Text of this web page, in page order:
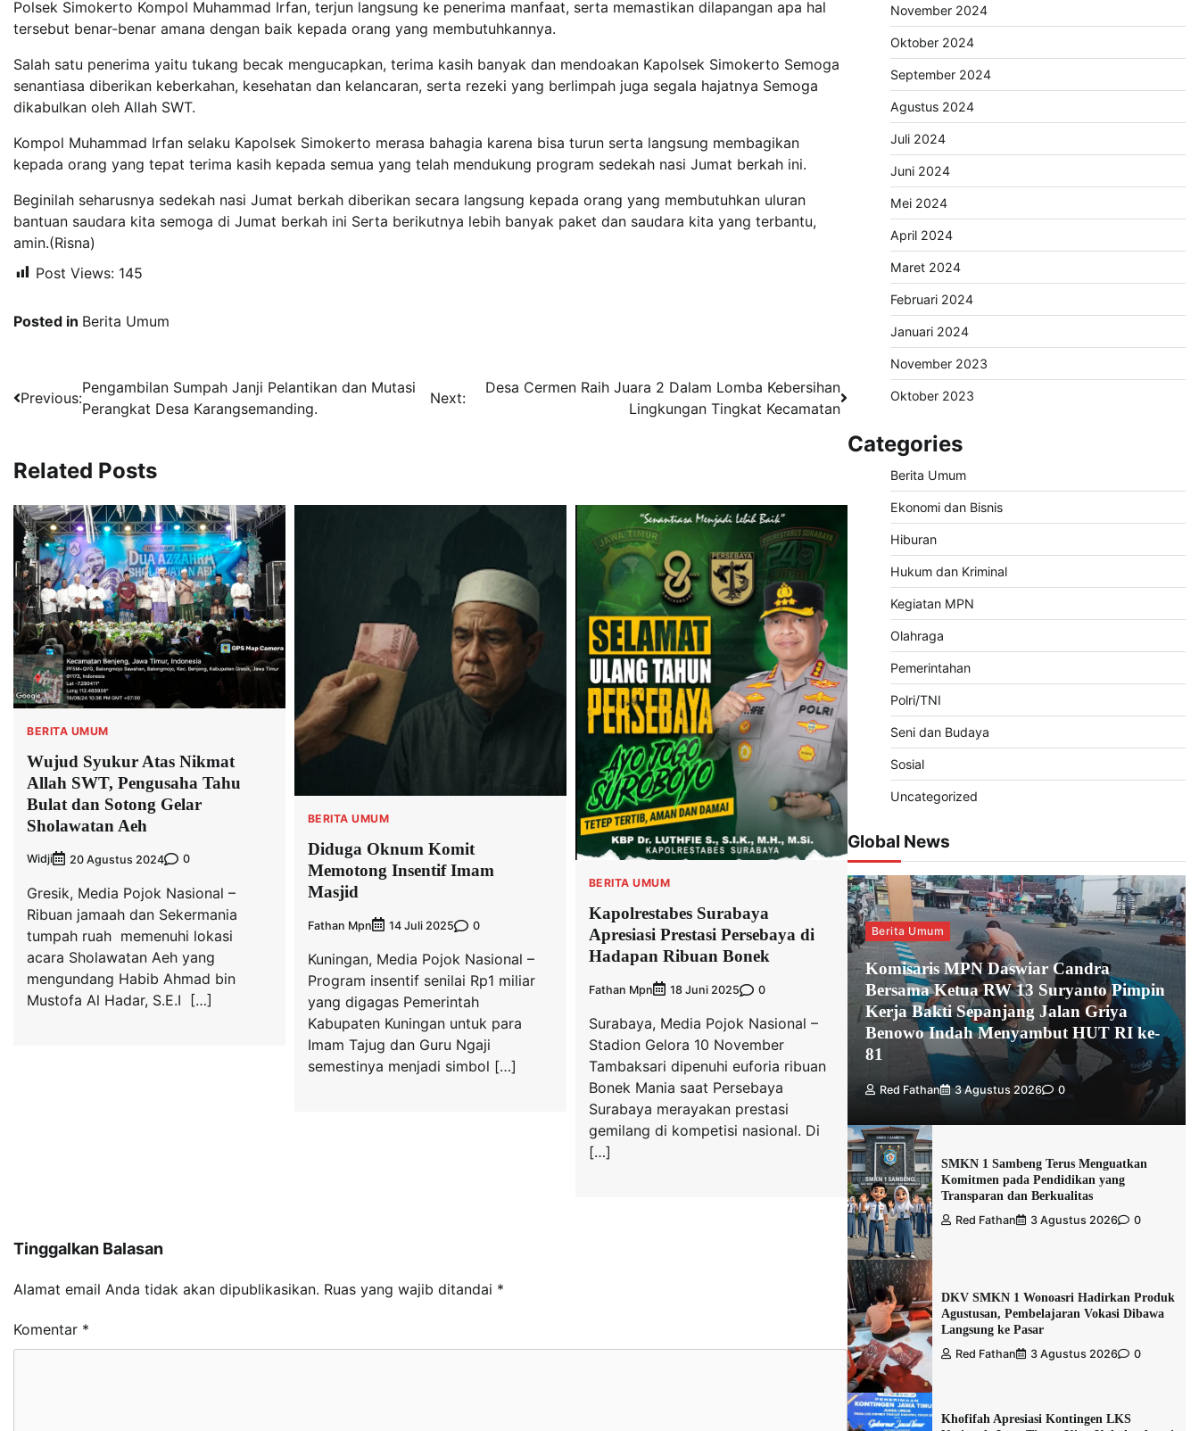
Polsek Simokerto Kompol Muhammad Irfan, terjun langsung ke penerima manfaat, serta memastikan dilapangan apa hal
tersebut benar-benar amana dengan baik kepada orang yang membutuhkannya.
Salah satu penerima yaitu tukang becak mengucapkan, terima kasih banyak dan mendoakan Kapolsek Simokerto Semoga
senantiasa diberikan keberkahan, kesehatan dan kelancaran, serta rezeki yang berlimpah juga segala hajatnya Semoga
dikabulkan oleh Allah SWT.
Kompol Muhammad Irfan selaku Kapolsek Simokerto merasa bahagia karena bisa turun serta langsung membagikan
kepada orang yang tepat terima kasih kepada semua yang telah mendukung program sedekah nasi Jumat berkah ini.
Beginilah seharusnya sedekah nasi Jumat berkah diberikan secara langsung kepada orang yang membutuhkan uluran
bantuan saudara kita semoga di Jumat berkah ini Serta berikutnya lebih banyak paket dan saudara kita yang terbantu,
amin.(Risna)
Post Views: 145
Posted in Berita Umum
Navigasi
Previous:
Pengambilan Sumpah Janji Pelantikan dan Mutasi
Perangkat Desa Karangsemanding.
Next:
Desa Cermen Raih Juara 2 Dalam Lomba Kebersihan
Lingkungan Tingkat Kecamatan
Related Posts
BERITA UMUM
Wujud Syukur Atas Nikmat
Allah SWT, Pengusaha Tahu
Bulat dan Sotong Gelar
Sholawatan Aeh
Widji 20 Agustus 2024 0
Gresik, Media Pojok Nasional –
Ribuan jamaah dan Sekermania
tumpah ruah memenuhi lokasi
acara Sholawatan Aeh yang
mengundang Habib Ahmad bin
Mustofa Al Hadar, S.E.I […]
BERITA UMUM
Diduga Oknum Komit
Memotong Insentif Imam
Masjid
Fathan Mpn 14 Juli 2025 0
Kuningan, Media Pojok Nasional –
Program insentif senilai Rp1 miliar
yang digagas Pemerintah
Kabupaten Kuningan untuk para
Imam Tajug dan Guru Ngaji
semestinya menjadi simbol […]
BERITA UMUM
Kapolrestabes Surabaya
Apresiasi Prestasi Persebaya di
Hadapan Ribuan Bonek
Fathan Mpn 18 Juni 2025 0
Surabaya, Media Pojok Nasional –
Stadion Gelora 10 November
Tambaksari dipenuhi euforia ribuan
Bonek Mania saat Persebaya
Surabaya merayakan prestasi
gemilang di kompetisi nasional. Di
[…]
Tinggalkan Balasan
Alamat email Anda tidak akan dipublikasikan. Ruas yang wajib ditandai *
Komentar *
November 2024
Oktober 2024
September 2024
Agustus 2024
Juli 2024
Juni 2024
Mei 2024
April 2024
Maret 2024
Februari 2024
Januari 2024
November 2023
Oktober 2023
Categories
Berita Umum
Ekonomi dan Bisnis
Hiburan
Hukum dan Kriminal
Kegiatan MPN
Olahraga
Pemerintahan
Polri/TNI
Seni dan Budaya
Sosial
Uncategorized
Global News
Berita Umum
Komisaris MPN Daswiar Candra
Bersama Ketua RW 13 Suryanto Pimpin
Kerja Bakti Sepanjang Jalan Griya
Benowo Indah Menyambut HUT RI ke-
81
Red Fathan 3 Agustus 2026 0
SMKN 1 Sambeng Terus Menguatkan
Komitmen pada Pendidikan yang
Transparan dan Berkualitas
Red Fathan 3 Agustus 2026 0
DKV SMKN 1 Wonoasri Hadirkan Produk
Agustusan, Pembelajaran Vokasi Dibawa
Langsung ke Pasar
Red Fathan 3 Agustus 2026 0
Khofifah Apresiasi Kontingen LKS